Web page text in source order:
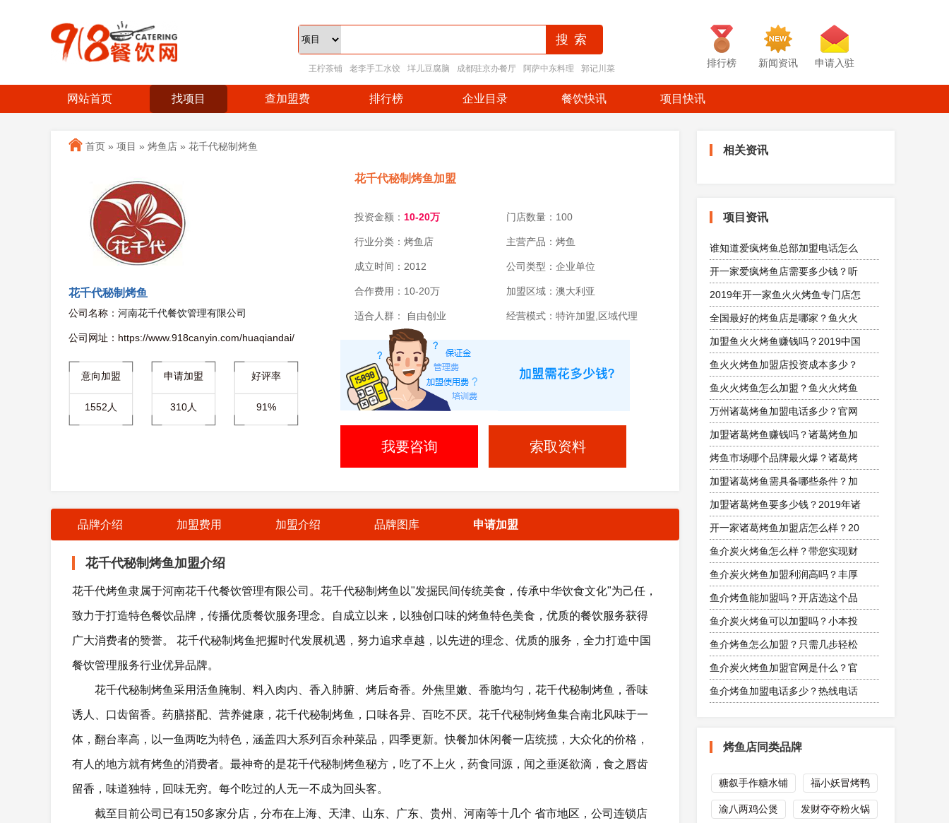
王柠茶铺 老李手工水饺 垟儿豆腐脑 成都驻京办餐厅 阿萨中东料理 郭记川菜 排行榜 新闻资讯 申请入驻
网站首页 找项目 查加盟费 排行榜 企业目录 餐饮快讯 项目快讯
首页 » 项目 » 烤鱼店 » 花千代秘制烤鱼
花千代秘制烤鱼
公司名称： 河南花千代餐饮管理有限公司
公司网址：https://www.918canyin.com/huaqiandai/
意向加盟
1552人
申请加盟
310人
好评率
91%
花千代秘制烤鱼加盟
投资金额： 10-20万 门店数量：100
行业分类：烤鱼店 主营产品：烤鱼
成立时间：2012 公司类型：企业单位
合作费用：10-20万 加盟区域：澳大利亚
适合人群： 自由创业 经营模式：特许加盟,区域代理
我要咨询 索取资料
品牌介绍 加盟费用 加盟介绍 品牌图库 申请加盟
花千代秘制烤鱼加盟介绍
花千代烤鱼隶属于河南花千代餐饮管理有限公司。花千代秘制烤鱼以"发掘民间传统美食，传承中华饮食文化"为己任，
致力于打造特色餐饮品牌，传播优质餐饮服务理念。自成立以来，以独创口味的烤鱼特色美食，优质的餐饮服务获得
广大消费者的赞誉。 花千代秘制烤鱼把握时代发展机遇，努力追求卓越，以先进的理念、优质的服务，全力打造中国
餐饮管理服务行业优异品牌。
花千代秘制烤鱼采用活鱼腌制、料入肉内、香入肺腑、烤后奇香。外焦里嫩、香脆均匀，花千代秘制烤鱼，香味
诱人、口齿留香。药膳搭配、营养健康，花千代秘制烤鱼，口味各异、百吃不厌。花千代秘制烤鱼集合南北风味于一
体，翻台率高，以一鱼两吃为特色，涵盖四大系列百余种菜品，四季更新。快餐加休闲餐一店统揽，大众化的价格，
有人的地方就有烤鱼的消费者。最神奇的是花千代秘制烤鱼秘方，吃了不上火，药食同源，闻之垂涎欲滴，食之唇齿
留香，味道独特，回味无穷。每个吃过的人无一不成为回头客。
截至目前公司已有150多家分店，分布在上海、天津、山东、广东、贵州、河南等十几个 省市地区，公司连锁店
相关资讯
项目资讯
谁知道爱疯烤鱼总部加盟电话怎么
开一家爱疯烤鱼店需要多少钱？听
2019年开一家鱼火火烤鱼专门店怎
全国最好的烤鱼店是哪家？鱼火火
加盟鱼火火烤鱼赚钱吗？2019中国
鱼火火烤鱼加盟店投资成本多少？
鱼火火烤鱼怎么加盟？鱼火火烤鱼
万州诸葛烤鱼加盟电话多少？官网
加盟诸葛烤鱼赚钱吗？诸葛烤鱼加
烤鱼市场哪个品牌最火爆？诸葛烤
加盟诸葛烤鱼需具备哪些条件？加
加盟诸葛烤鱼要多少钱？2019年诸
开一家诸葛烤鱼加盟店怎么样？20
鱼介炭火烤鱼怎么样？带您实现财
鱼介炭火烤鱼加盟利润高吗？丰厚
鱼介烤鱼能加盟吗？开店选这个品
鱼介炭火烤鱼可以加盟吗？小本投
鱼介烤鱼怎么加盟？只需几步轻松
鱼介炭火烤鱼加盟官网是什么？官
鱼介烤鱼加盟电话多少？热线电话
烤鱼店同类品牌
糖叙手作糖水铺 福小妖冒烤鸭
渝八两鸡公煲 发财夺夺粉火锅